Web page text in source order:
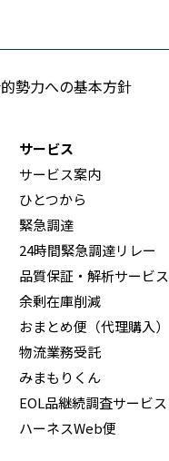
勢力への基本方針
サービス
サービス案内
ひとつから
緊急調達
24時間緊急調達リレー
品質保証・解析サービス
余剰在庫削減
おまとめ便（代理購入）
物流業務受託
みまもりくん
EOL品継続調査サービス
ハーネスWeb便